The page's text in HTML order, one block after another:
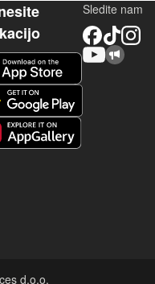
Sledite nam
d.o.o.